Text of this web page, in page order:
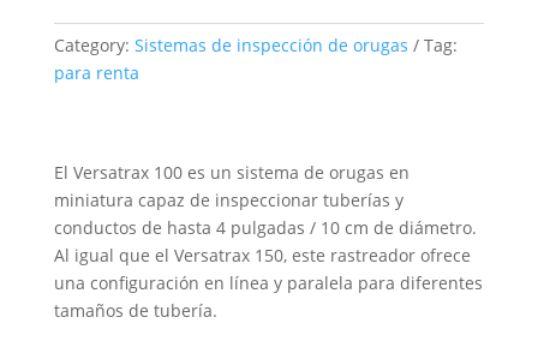
Category: Sistemas de inspección de orugas
Tag:
para renta
El Versatrax 100 es un sistema de orugas en
miniatura capaz de inspeccionar tuberías y
conductos de hasta 4 pulgadas / 10 cm de diámetro.
Al igual que el Versatrax 150, este rastreador ofrece
una configuración en línea y paralela para diferentes
tamaños de tubería.